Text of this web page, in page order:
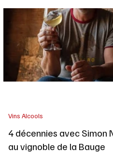
américain même s'il revenait sur les
étagères. Cette étude soulève des
questions intéressantes sur les
des consommateurs canadiens et
facteurs qui influencent leurs
en matière d'alcool. Chez Cité
nous nous intéressons
manière dont ces tendances
4 décennies avec Simon
au vignoble de la Bauge
Vins Alcools